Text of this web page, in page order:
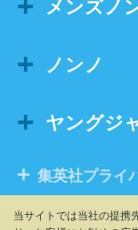
当サイトでは当社の提携
メンズノ
ノンノ
ヤングジ
集英社プライ